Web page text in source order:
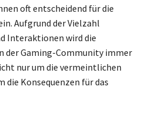
oft entscheidend für die
Aufgrund der Vielzahl
Interaktionen wird die
der Gaming-Community immer
nur um die vermeintlichen
die Konsequenzen für das